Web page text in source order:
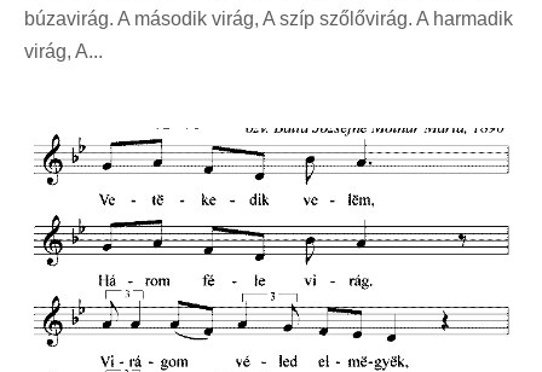
búzavirág. A második virág, A szíp szőlővirág. A harmadik
virág, A...